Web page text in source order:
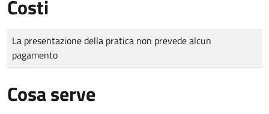
Costi
Tipo di pagamento
Importo
La presentazione della pratica non prevede alcun
pagamento
Cosa serve